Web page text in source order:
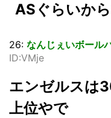
ASぐらいか
26: なんじぇいボール
ID:VMje
エンゼルスは
上位やで